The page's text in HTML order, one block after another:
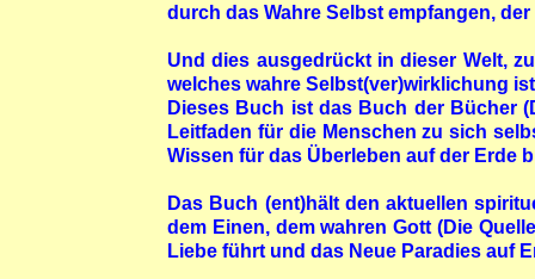
durch das Wahre Selbst empfangen,
Und dies ausgedrückt in dieser Welt,
welches wahre Selbst(ver)wirklichung
Dieses Buch ist das Buch der Bücher
Leitfaden für die Menschen zu sich
Wissen für das Überleben auf der Erde
Das Buch (ent)hält den aktuellen
dem Einen, dem wahren Gott (Die
Liebe führt und das Neue Paradies auf